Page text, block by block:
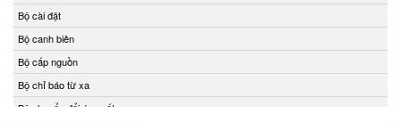
Conductix Wampfler
Core insight Vietnam
Cosa-Xentaur
Cosel Vietnam
Crowcon
Bộ cài đặt
Bộ canh biên
Bộ cấp nguồn
Bộ chỉ báo từ xa
Bộ chuyển đổi áp suất